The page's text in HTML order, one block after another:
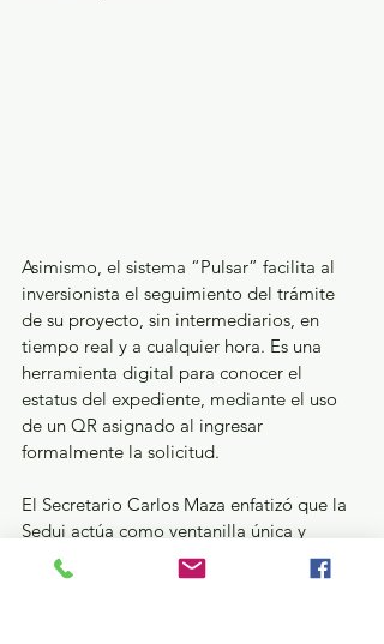
Asimismo, el sistema “Pulsar” facilita al
inversionista el seguimiento del trámite
de su proyecto, sin intermediarios, en
tiempo real y a cualquier hora. Es una
herramienta digital para conocer el
estatus del expediente, mediante el uso
de un QR asignado al ingresar
formalmente la solicitud.
El Secretario Carlos Maza enfatizó que la
Sedui actúa como ventanilla única y
facilitadora de las inversiones de alto
impacto al coordinar los esfuerzos